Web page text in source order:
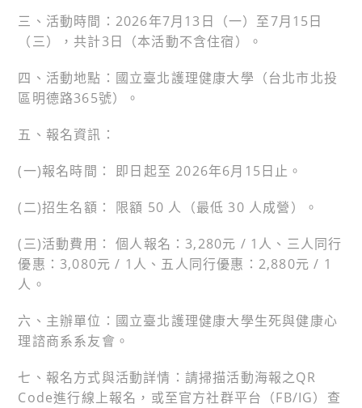
三、活動時間：2026年7月13日（一）至7月15日
（三），共計3日（本活動不含住宿）。
四、活動地點：國立臺北護理健康大學（台北市北投
區明德路365號）。
五、報名資訊：
(一)報名時間： 即日起至 2026年6月15日止。
(二)招生名額： 限額 50 人（最低 30 人成營）。
(三)活動費用： 個人報名：3,280元 / 1人、三人同行
優惠：3,080元 / 1人、五人同行優惠：2,880元 / 1
人。
六、主辦單位：國立臺北護理健康大學生死與健康心
理諮商系系友會。
七、報名方式與活動詳情：請掃描活動海報之QR
Code進行線上報名，或至官方社群平台（FB/IG）查